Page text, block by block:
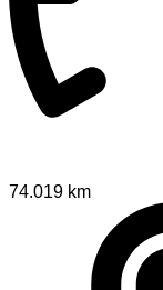
74.019 km